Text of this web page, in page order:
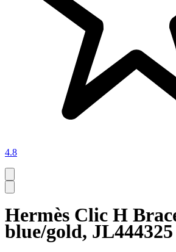
4.8
Hermès Clic H
blue/gold, JL444325